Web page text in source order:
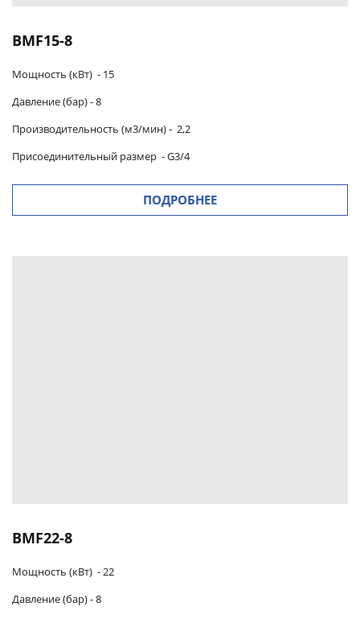
BMF15-8
Мощность (кВт) - 15
Давление (бар) -8
Производительность (м3/мин)- 2,2
Присоединительный размер - G3/4
ПОДРОБНЕЕ
BMF22-8
Мощность (кВт) -22
Давление (бар) -8